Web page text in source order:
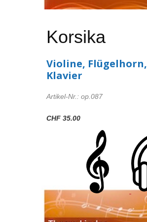
Korsika
Violine, Flügelhorn,
Klavier
Artikel-Nr.: op.087
CHF 35.00